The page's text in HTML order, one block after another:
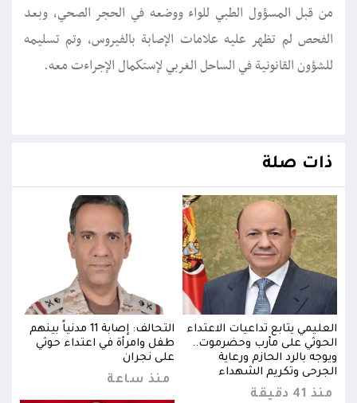
من قبل المسؤول الطبي للواء ووضعه في الحجر الصحي، وبعد
الفحص لم تظهر عليه علامات الإصابة بالفيروس، وتم تسليمه
للشؤون القانونية في الساحل الغربي لإستكمال الإجراءت معه.
ذات صلة
العليمي يتابع تداعيات الاعتداء
الحوثي على مأرب وحضرموت..
ويوجه بالرد الحازم ورعاية
الجرحى وتكريم الشهداء
منذ 41 دقيقة
التحالف: إصابة 11 مدنياً بينهم
طفل وامرأة في اعتداء حوثي
على نجران
منذ ساعة